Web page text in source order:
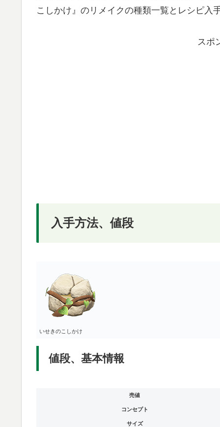
こしかけ』のリメイクの種類一覧とレシピ入
スポ
入手方法、値段
いせきのこしかけ
値段、基本情報
売値
コンセプト
サイズ